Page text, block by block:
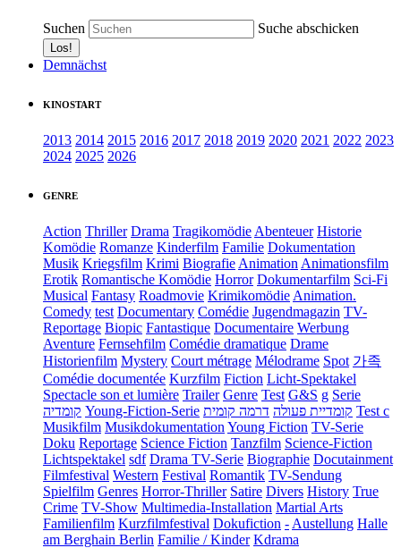
Suchen Suche abschicken
Demnächst
KINOSTART
2013 2014 2015 2016 2017 2018 2019 2020 2021 2022 2023
2024 2025 2026
GENRE
Action Thriller Drama Tragikomödie Abenteuer Historie
Komödie Romanze Kinderfilm Familie Dokumentation
Musik Kriegsfilm Krimi Biografie Animation Animationsfilm
Erotik Romantische Komödie Horror Dokumentarfilm Sci-Fi
Musical Fantasy Roadmovie Krimikomödie Animation.
Comedy test Documentary Comédie Jugendmagazin TV-
Reportage Biopic Fantastique Documentaire Werbung
Aventure Fernsehfilm Comédie dramatique Drame
Historienfilm Mystery Court métrage Mélodrame Spot 가족
Comédie documentée Kurzfilm Fiction Licht-Spektakel
Spectacle son et lumière Trailer Genre Test G&S g Serie
קומדיה Young-Fiction-Serie קומדיית פעולה דרמה קומית
Test c
Musikfilm Musikdokumentation Young Fiction TV-Serie
Doku Reportage Science Fiction Tanzfilm Science-Fiction
Lichtspektakel sdf Drama TV-Serie Biographie Docutainment
Filmfestival Western Festival Romantik TV-Sendung
Spielfilm Genres Horror-Thriller Satire Divers History True
Crime TV-Show Multimedia-Installation Martial Arts
Familienfilm Kurzfilmfestival Dokufiction - Austellung Halle
am Berghain Berlin Familie / Kinder Kdrama